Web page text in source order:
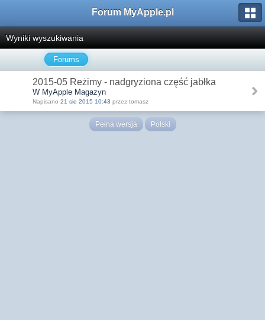
Forum MyApple.pl
Wyniki wyszukiwania
Forums
2015-05 Reżimy - nadgryziona część jabłka
W MyApple Magazyn
Napisano 21 sie 2015 10:43 przez tomasz
Pełna wersja Polski